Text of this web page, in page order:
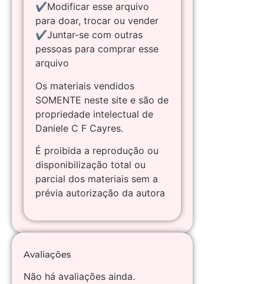
✔Modificar esse arquivo
para doar, trocar ou vender
✔Juntar-se com outras
pessoas para comprar esse
arquivo
Os materiais vendidos
SOMENTE neste site e são de
propriedade intelectual de
Daniele C F Cayres.
É proibida a reprodução ou
disponibilização total ou
parcial dos materiais sem a
prévia autorização da autora
Avaliações
Não há avaliações ainda.